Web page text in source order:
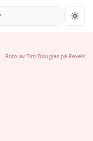
Foto av Tim Douglas på Pexels